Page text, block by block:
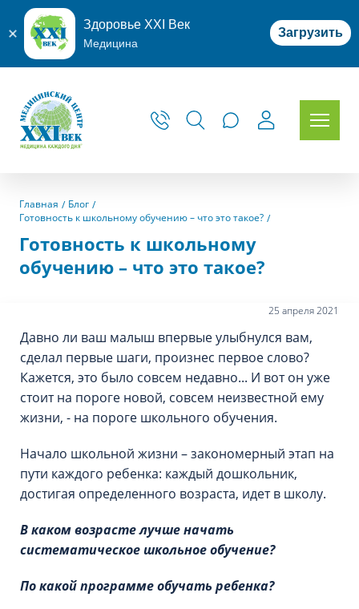
Здоровье XXI Век
Медицина
Загрузить
Главная
Блог
Готовность к школьному обучению – что это такое?
Готовность к школьному
обучению – что это такое?
25 апреля 2021
Давно ли ваш малыш впервые улыбнулся вам,
сделал первые шаги, произнес первое слово?
Кажется, это было совсем недавно... И вот он уже
стоит на пороге новой, совсем неизвестной ему
жизни, - на пороге школьного обучения.
Начало школьной жизни – закономерный этап на
пути каждого ребенка: каждый дошкольник,
достигая определенного возраста, идет в школу.
В каком возрасте лучше начать
систематическое школьное обучение?
По какой программе обучать ребенка?